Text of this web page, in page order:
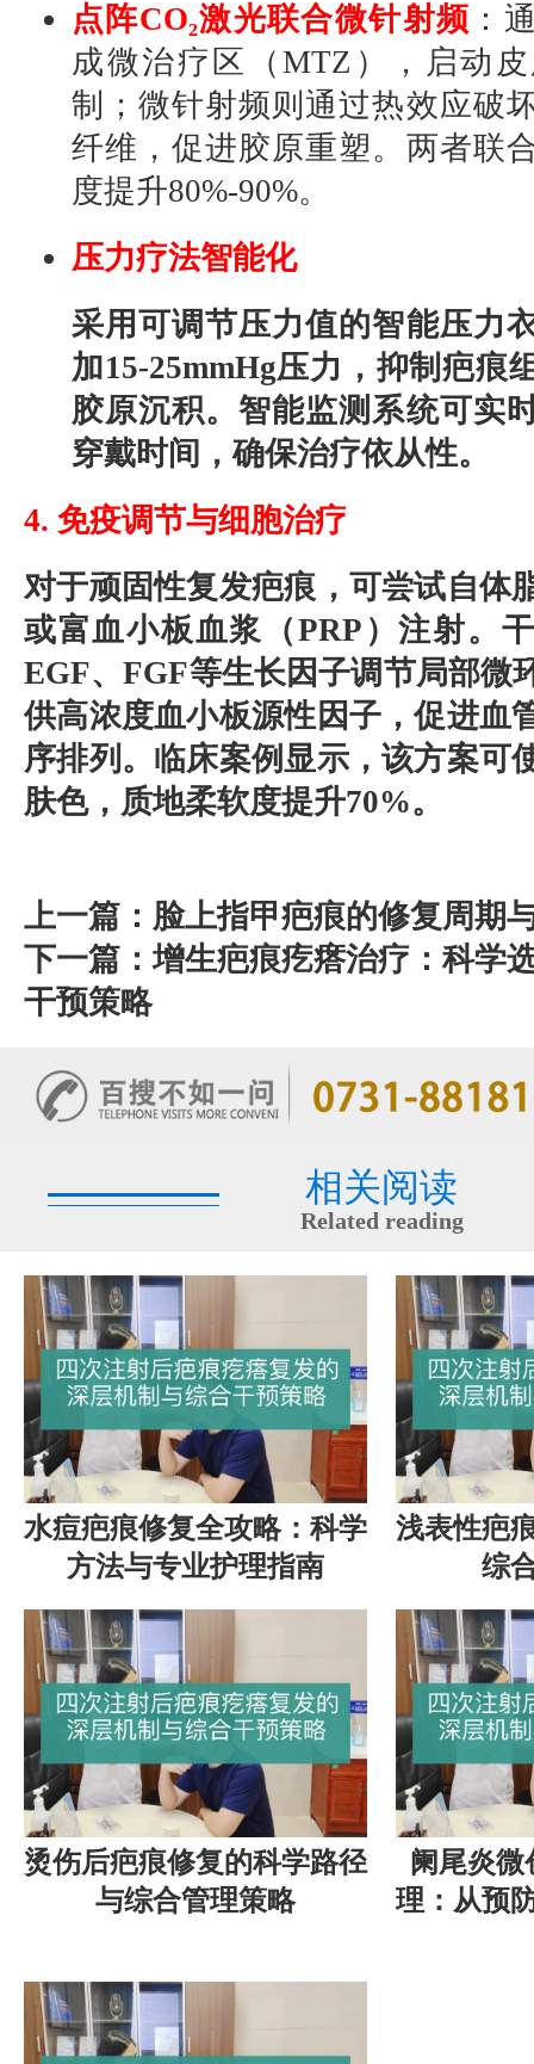
点阵CO₂激光联合微针射频 ：
成微治疗区（MTZ），启动
制；微针射频则通过热效应破
纤维，促进胶原重塑。两者联
度提升80%-90%。
压力疗法智能化
采用可调节压力值的智能压力
加15-25mmHg压力，抑制疤痕
胶原沉积。智能监测系统可实
穿戴时间，确保治疗依从性。
4. 免疫调节与细胞治疗
对于顽固性复发疤痕，可尝试自体
或富血小板血浆（PRP）注射。
EGF、FGF等生长因子调节局部微
供高浓度血小板源性因子，促进血
序排列。临床案例显示，该方案可
肤色，质地柔软度提升70%。
上一篇： 脸上指甲疤痕的修复周期
下一篇：增生疤痕疙瘩治疗：科学
干预策略
相关阅读
Related reading
水痘疤痕修复全攻略：科学
方法与专业护理指南
浅表性疤
综
烫伤后疤痕修复的科学路径
与综合管理策略
阑尾炎
理：从预